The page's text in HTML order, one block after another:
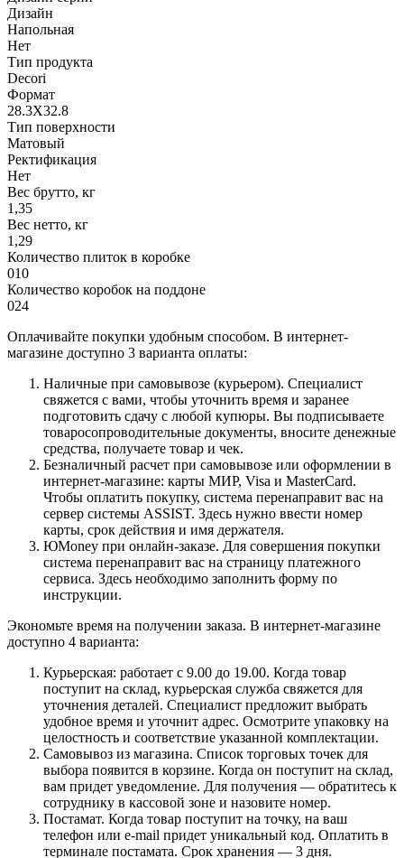
Дизайн
Напольная
Нет
Тип продукта
Decori
Формат
28.3X32.8
Тип поверхности
Матовый
Ректификация
Нет
Вес брутто, кг
1,35
Вес нетто, кг
1,29
Количество плиток в коробке
010
Количество коробок на поддоне
024
Оплачивайте покупки удобным способом. В интернет-
магазине доступно 3 варианта оплаты:
Наличные при самовывозе (курьером). Специалист
свяжется с вами, чтобы уточнить время и заранее
подготовить сдачу с любой купюры. Вы подписываете
товаросопроводительные документы, вносите денежные
средства, получаете товар и чек.
Безналичный расчет при самовывозе или оформлении в
интернет-магазине: карты МИР, Visa и MasterCard.
Чтобы оплатить покупку, система перенаправит вас на
сервер системы ASSIST. Здесь нужно ввести номер
карты, срок действия и имя держателя.
ЮMoney при онлайн-заказе. Для совершения покупки
система перенаправит вас на страницу платежного
сервиса. Здесь необходимо заполнить форму по
инструкции.
Экономьте время на получении заказа. В интернет-магазине
доступно 4 варианта:
Курьерская: работает с 9.00 до 19.00. Когда товар
поступит на склад, курьерская служба свяжется для
уточнения деталей. Специалист предложит выбрать
удобное время и уточнит адрес. Осмотрите упаковку на
целостность и соответствие указанной комплектации.
Самовывоз из магазина. Список торговых точек для
выбора появится в корзине. Когда он поступит на склад,
вам придет уведомление. Для получения — обратитесь к
сотруднику в кассовой зоне и назовите номер.
Постамат. Когда товар поступит на точку, на ваш
телефон или e-mail придет уникальный код. Оплатить в
терминале постамата. Срок хранения — 3 дня.